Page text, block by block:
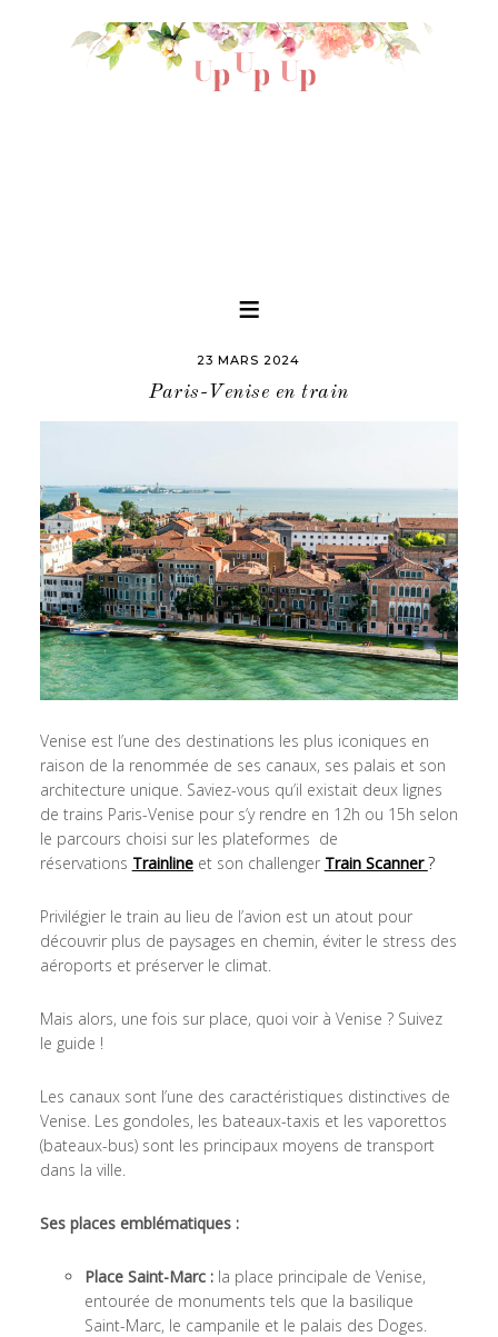
23 MARS 2024
Paris-Venise en train
Venise est l’une des destinations les plus iconiques en
raison de la renommée de ses canaux, ses palais et son
architecture unique. Saviez-vous qu’il existait deux lignes
de trains Paris-Venise pour s’y rendre en 12h ou 15h selon
le parcours choisi sur les plateformes de
réservations Trainlineet son challenger Train Scanner ?
Privilégier le train au lieu de l’avion est un atout pour
découvrir plus de paysages en chemin, éviter le stress des
aéroports et préserver le climat.
Mais alors, une fois sur place, quoi voir à Venise ? Suivez
le guide !
Les canaux sont l’une des caractéristiques distinctives de
Venise. Les gondoles, les bateaux-taxis et les vaporettos
(bateaux-bus) sont les principaux moyens de transport
dans la ville.
Ses places emblématiques :
Place Saint-Marc :la place principale de Venise,
entourée de monuments tels que la basilique
Saint-Marc, le campanile et le palais des Doges.